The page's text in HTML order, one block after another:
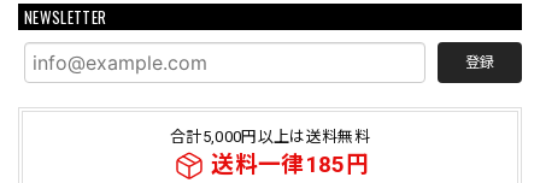
NEWSLETTER
登録
合計5,000円以上は送料無料
送料一律185円